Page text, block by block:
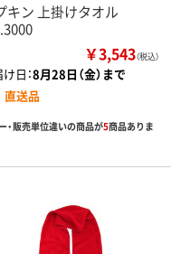
キン 上掛けタオル
￥3,543（税込）
日：8月28日（金）まで
直送品
・販売単位違いの商品が5商品ありま